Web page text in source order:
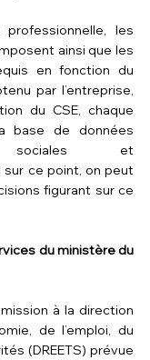
professionnelle, les
ainsi que les
en fonction du
par l’entreprise,
du CSE, chaque
base de données
sociales et
sur ce point, on peut
figurant sur ce
du ministère du
à la direction
de l’emploi, du
(DREETS) prévue